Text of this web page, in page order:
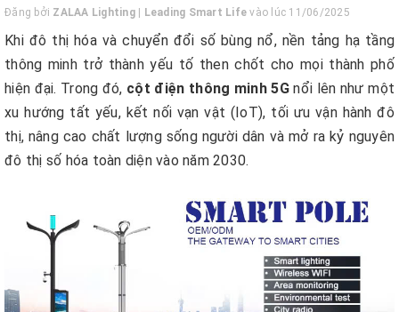
Đăng bởi ZALAA Lighting | Leading Smart Life vào lúc 11/06/2025
Khi đô thị hóa và chuyển đổi số bùng nổ, nền tảng hạ tầng
thông minh trở thành yếu tố then chốt cho mọi thành phố
hiện đại. Trong đó, cột điện thông minh 5Gnổi lên như một
xu hướng tất yếu, kết nối vạn vật (IoT), tối ưu vận hành đô
thị, nâng cao chất lượng sống người dân và mở ra kỷ nguyên
đô thị số hóa toàn diện vào năm 2030.